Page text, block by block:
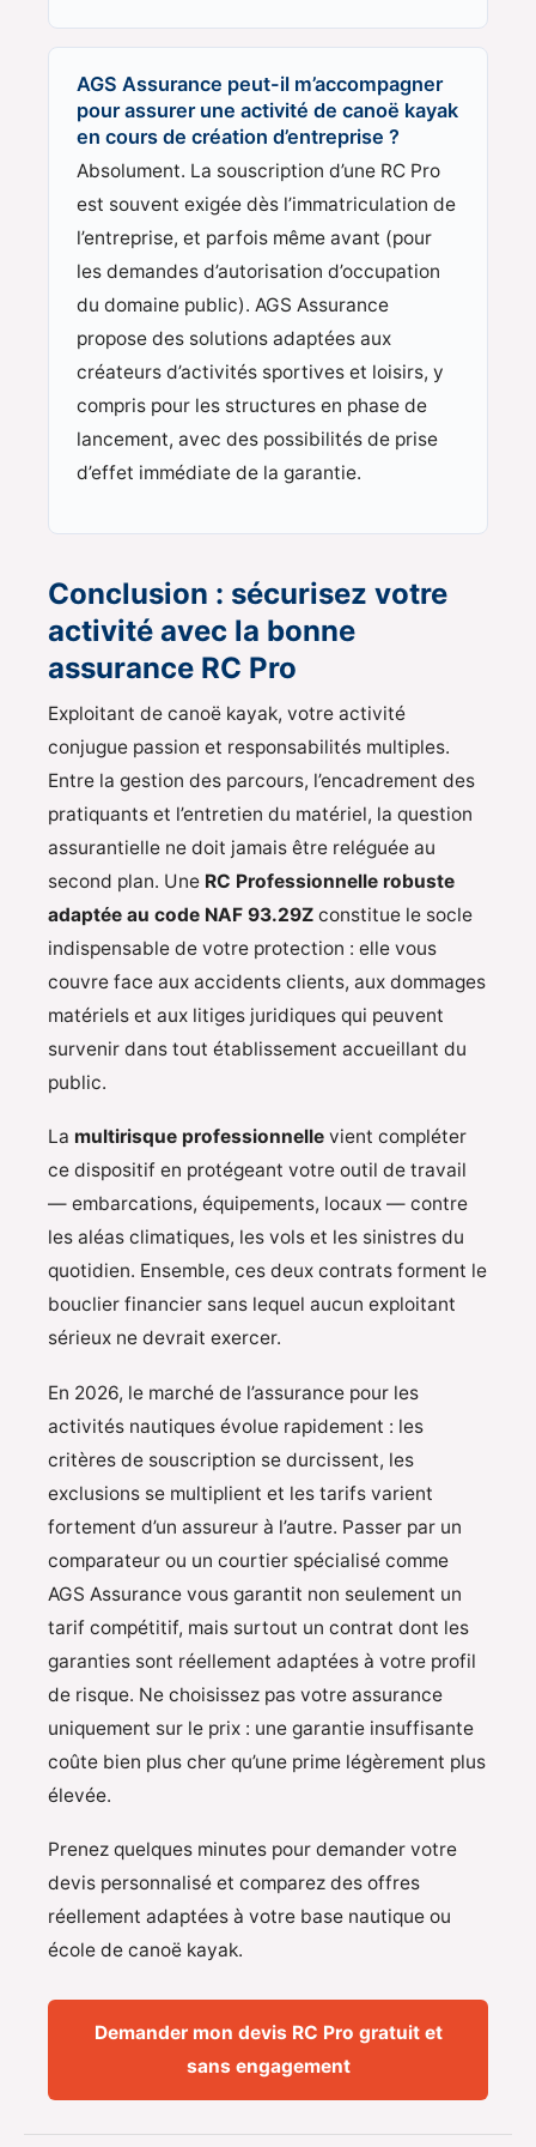
AGS Assurance peut-il m’accompagner
pour assurer une activité de canoë kayak
en cours de création d’entreprise ?
Absolument. La souscription d’une RC Pro
est souvent exigée dès l’immatriculation de
l’entreprise, et parfois même avant (pour
les demandes d’autorisation d’occupation
du domaine public). AGS Assurance
propose des solutions adaptées aux
créateurs d’activités sportives et loisirs, y
compris pour les structures en phase de
lancement, avec des possibilités de prise
d’effet immédiate de la garantie.
Conclusion : sécurisez votre
activité avec la bonne
assurance RC Pro
Exploitant de canoë kayak, votre activité
conjugue passion et responsabilités multiples.
Entre la gestion des parcours, l’encadrement des
pratiquants et l’entretien du matériel, la question
assurantielle ne doit jamais être reléguée au
second plan. Une RC Professionnelle robuste
adaptée au code NAF 93.29Z constitue le socle
indispensable de votre protection : elle vous
couvre face aux accidents clients, aux dommages
matériels et aux litiges juridiques qui peuvent
survenir dans tout établissement accueillant du
public.
La multirisque professionnelle vient compléter
ce dispositif en protégeant votre outil de travail
— embarcations, équipements, locaux — contre
les aléas climatiques, les vols et les sinistres du
quotidien. Ensemble, ces deux contrats forment le
bouclier financier sans lequel aucun exploitant
sérieux ne devrait exercer.
En 2026, le marché de l’assurance pour les
activités nautiques évolue rapidement : les
critères de souscription se durcissent, les
exclusions se multiplient et les tarifs varient
fortement d’un assureur à l’autre. Passer par un
comparateur ou un courtier spécialisé comme
AGS Assurance vous garantit non seulement un
tarif compétitif, mais surtout un contrat dont les
garanties sont réellement adaptées à votre profil
de risque. Ne choisissez pas votre assurance
uniquement sur le prix : une garantie insuffisante
coûte bien plus cher qu’une prime légèrement plus
élevée.
Prenez quelques minutes pour demander votre
devis personnalisé et comparez des offres
réellement adaptées à votre base nautique ou
école de canoë kayak.
Demander mon devis RC Pro gratuit et
sans engagement